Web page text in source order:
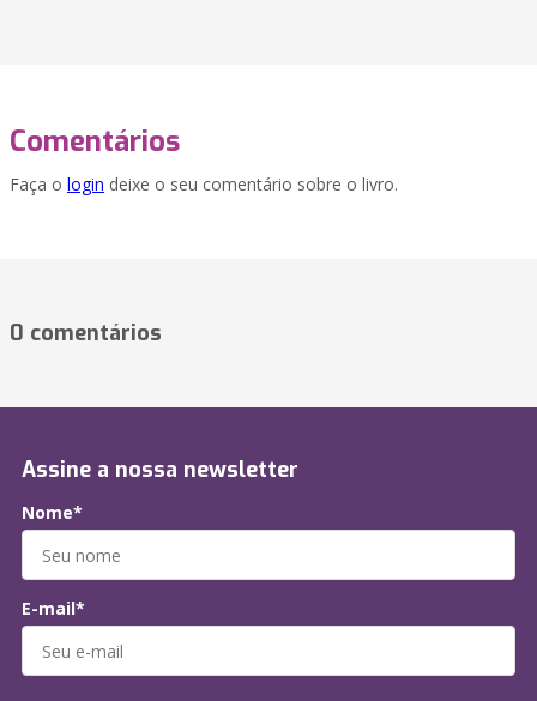
Comentários
Faça o login deixe o seu comentário sobre o livro.
0 comentários
Assine a nossa newsletter
Nome*
E-mail*